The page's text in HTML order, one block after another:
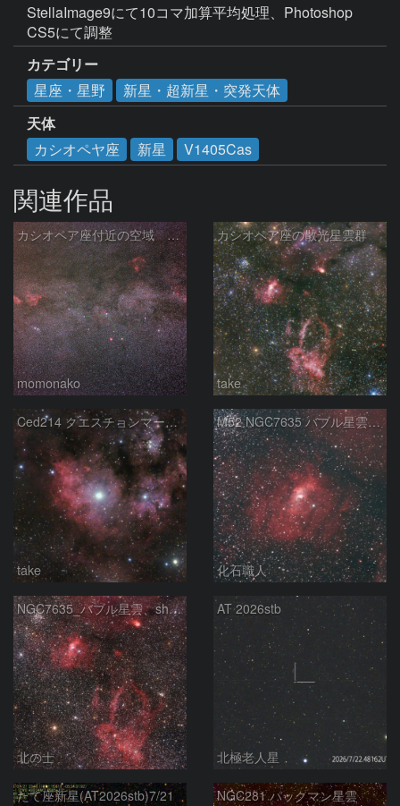
StellaImage9にて10コマ加算平均処理、Photoshop
CS5にて調整
カテゴリー
星座・星野
新星・超新星・突発天体
天体
カシオペヤ座
新星 V1405Cas
関連作品
カシオペア座付近の空域 260720
momonako
カシオペア座の散光星雲群
take
Ced214 クエスチョンマーク星雲の“心臓部”
take
M52 NGC7635 バブル星雲 Sh2-159 カシオペア座
化石職人
NGC7635_バブル星雲、sh2-157_くわがた星雲
北の士
AT 2026stb
北極老人星
たて座新星(AT2026stb)7/21 NGC281 パックマン星雲